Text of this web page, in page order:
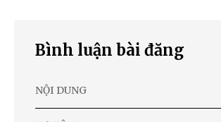
Bình luận bài đăng